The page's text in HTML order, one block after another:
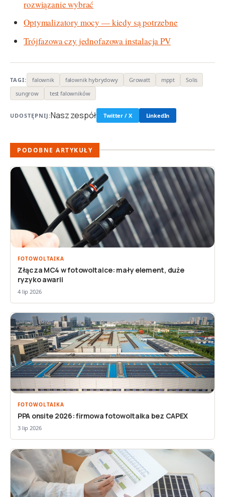
rozwiązanie wybrać
Optymalizatory mocy — kiedy są potrzebne
Trójfazowa czy jednofazowa instalacja PV
TAGI: falownik falownik hybrydowy Growatt mppt
Solis
sungrow
test falowników
UDOSTĘPNIJ:Nasz zespół Twitter / X LinkedIn
PODOBNE ARTYKUŁY
FOTOWOLTAIKA
Złącza MC4 w fotowoltaice: mały element, duże
ryzyko awarii
4 lip 2026
FOTOWOLTAIKA
PPA onsite 2026: firmowa fotowoltaika bez CAPEX
3 lip 2026